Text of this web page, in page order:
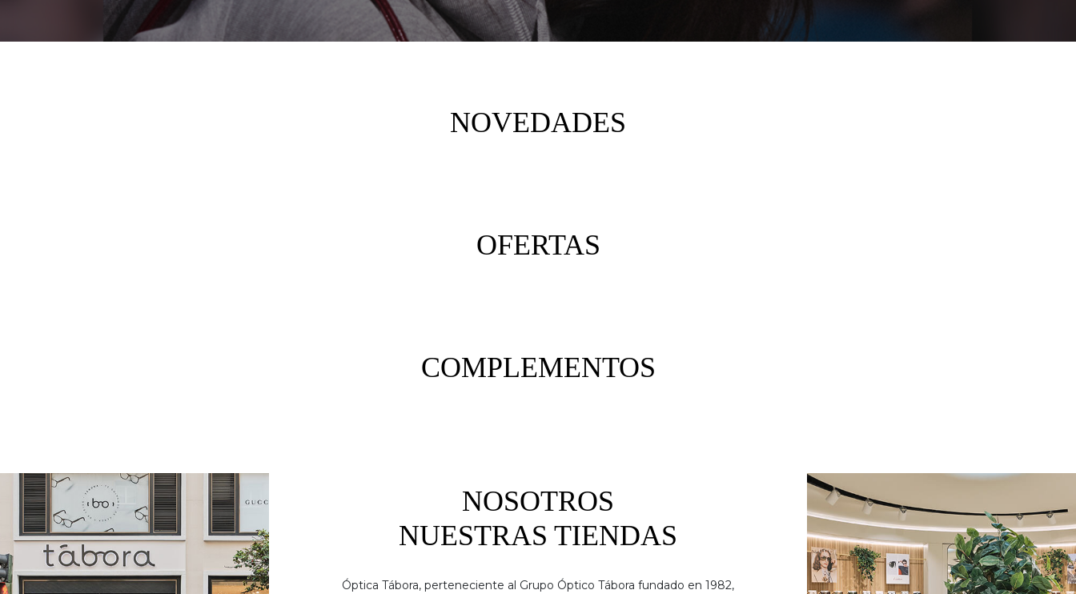
NOVEDADES
OFERTAS
COMPLEMENTOS
NOSOTROS
NUESTRAS TIENDAS
Óptica Tábora, perteneciente al Grupo Óptico Tábora fundado en 1982,